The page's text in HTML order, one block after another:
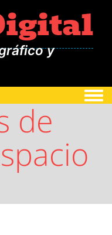
y
de